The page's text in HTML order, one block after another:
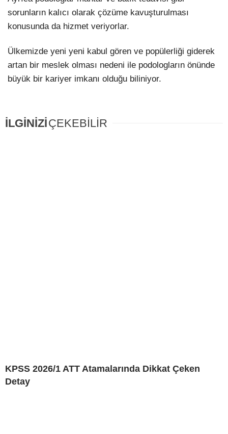
sorunların kalıcı olarak çözüme kavuşturulması
konusunda da hizmet veriyorlar.
Ülkemizde yeni yeni kabul gören ve popülerliği giderek
artan bir meslek olması nedeni ile podologların önünde
büyük bir kariyer imkanı olduğu biliniyor.
İLGİNİZİÇEKEBİLİR
KPSS 2026/1 ATT Atamalarında Dikkat Çeken
Detay